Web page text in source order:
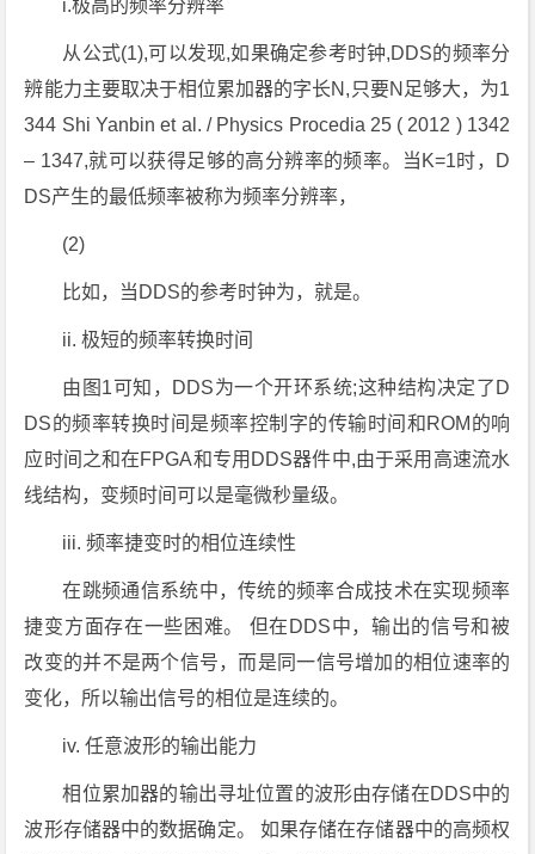
i.极高的频率分辨率
从公式(1),可以发现,如果确定参考时钟,DDS的频率分
辨能力主要取决于相位累加器的字长N,只要N足够大，为1
344 Shi Yanbin et al. / Physics Procedia 25 ( 2012 ) 1342
– 1347,就可以获得足够的高分辨率的频率。当K=1时，D
DS产生的最低频率被称为频率分辨率，
(2)
比如，当DDS的参考时钟为，就是。
ii. 极短的频率转换时间
由图1可知，DDS为一个开环系统;这种结构决定了D
DS的频率转换时间是频率控制字的传输时间和ROM的响
应时间之和在FPGA和专用DDS器件中,由于采用高速流水
线结构，变频时间可以是毫微秒量级。
iii. 频率捷变时的相位连续性
在跳频通信系统中，传统的频率合成技术在实现频率
捷变方面存在一些困难。 但在DDS中，输出的信号和被
改变的并不是两个信号，而是同一信号增加的相位速率的
变化，所以输出信号的相位是连续的。
iv. 任意波形的输出能力
相位累加器的输出寻址位置的波形由存储在DDS中的
波形存储器中的数据确定。 如果存储在存储器中的高频权